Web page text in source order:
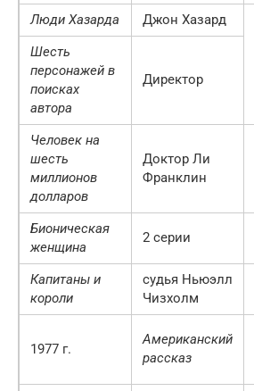
Люди Хазарда
Джон Хазард
Шесть
персонажей в
поисках
автора
Директор
Человек на
шесть
миллионов
долларов
Доктор Ли
Франклин
Бионическая
женщина
2 серии
Капитаны и
короли
судья Ньюэлл
Чизхолм
1977 г.
Американский
рассказ